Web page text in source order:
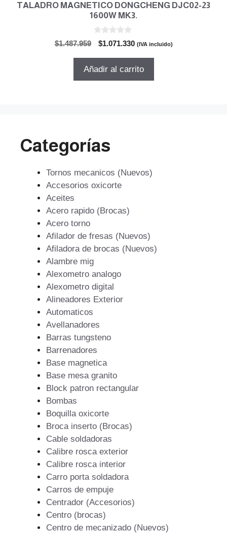
TALADRO MAGNETICO DONGCHENG DJC02-23
1600W MK3.
$1.487.959
El
original
$1.071.330El
actual
(IVA incluido)
Añadir al carrito
Categorías
Tornos mecanicos (Nuevos)
Accesorios oxicorte
Aceites
Acero rapido (Brocas)
Acero torno
Afilador de fresas (Nuevos)
Afiladora de brocas (Nuevos)
Alambre mig
Alexometro analogo
Alexometro digital
Alineadores Exterior
Automaticos
Avellanadores
Barras tungsteno
Barrenadores
Base magnetica
Base mesa granito
Block patron rectangular
Bombas
Boquilla oxicorte
Broca inserto (Brocas)
Cable soldadoras
Calibre rosca exterior
Calibre rosca interior
Carro porta soldadora
Carros de empuje
Centrador (Accesorios)
Centro (brocas)
Centro de mecanizado (Nuevos)